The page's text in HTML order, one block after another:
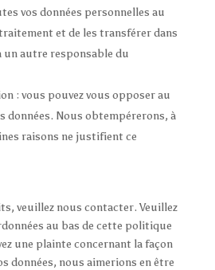
vos données personnelles au
et de les transférer dans
autre responsable du
: vous pouvez vous opposer au
données. Nous obtempérerons, à
raisons ne justifient ce
veuillez nous contacter. Veuillez
au bas de cette politique
une plainte concernant la façon
données, nous aimerions en être